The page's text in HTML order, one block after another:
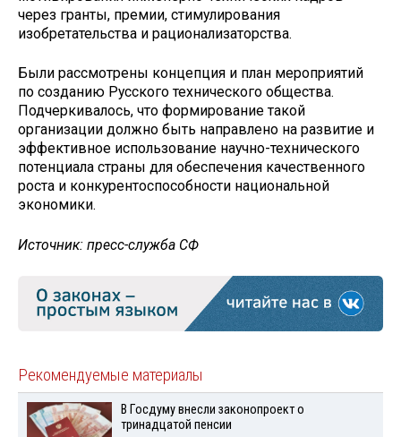
через гранты, премии, стимулирования
изобретательства и рационализаторства.
Были рассмотрены концепция и план мероприятий
по созданию Русского технического общества.
Подчеркивалось, что формирование такой
организации должно быть направлено на развитие и
эффективное использование научно-технического
потенциала страны для обеспечения качественного
роста и конкурентоспособности национальной
экономики.
Источник: пресс-служба СФ
Рекомендуемые материалы
В Госдуму внесли законопроект о
тринадцатой пенсии